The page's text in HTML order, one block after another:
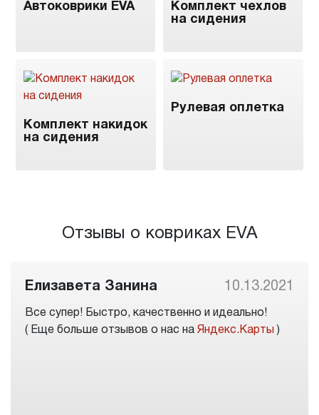
Автоковрики EVA
Комплект чехлов
на сидения
Комплект накидок
на сидения
Рулевая оплетка
Отзывы о ковриках EVA
Елизавета Занина 10.13.2021
Все супер! Быстро, качественно и идеально!
( Еще больше отзывов о нас на Яндекс.Карты )